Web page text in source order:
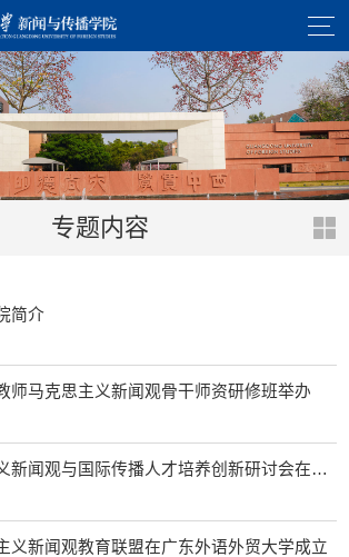
专题内容
简介
师马克思主义新闻观骨干师资研修班举办
与国际传播人才培养创新研讨会在广东外语外贸大学举办
义新闻观教育联盟在广东外语外贸大学成立